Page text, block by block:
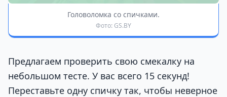
Головоломка со спичками.
Фото: GS.BY
Предлагаем проверить свою смекалку на
небольшом тесте. У вас всего 15 секунд!
Переставьте одну спичку так, чтобы неверное